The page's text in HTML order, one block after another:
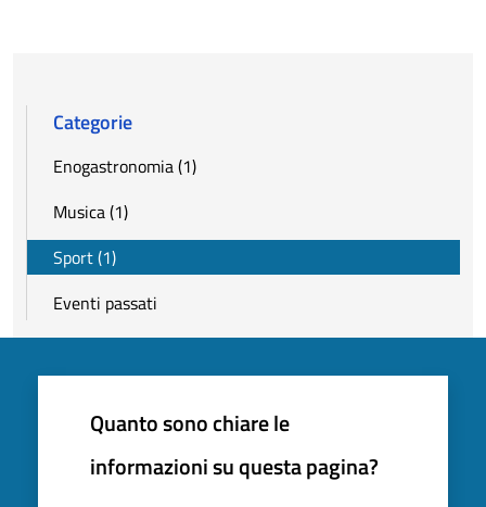
Categorie
Enogastronomia (1)
Musica (1)
Sport (1)
Eventi passati
Quanto sono chiare le
informazioni su questa pagina?